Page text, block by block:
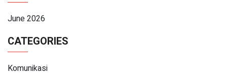
June 2026
CATEGORIES
Komunikasi